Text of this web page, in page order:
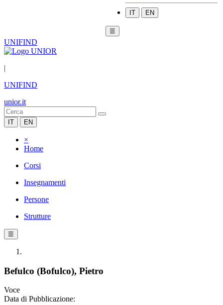
IT EN
☰
UNIFIND
|
UNIFIND
unior.it
IT EN
×
Home
Corsi
Insegnamenti
Persone
Strutture
☰
Befulco (Bofulco), Pietro
Voce
Data di Pubblicazione: